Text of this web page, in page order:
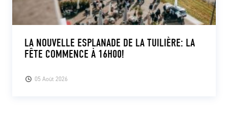
05 Août 2026
LA NOUVELLE ESPLANADE DE LA TUILIÈRE: LA
FÊTE COMMENCE À 16H00!